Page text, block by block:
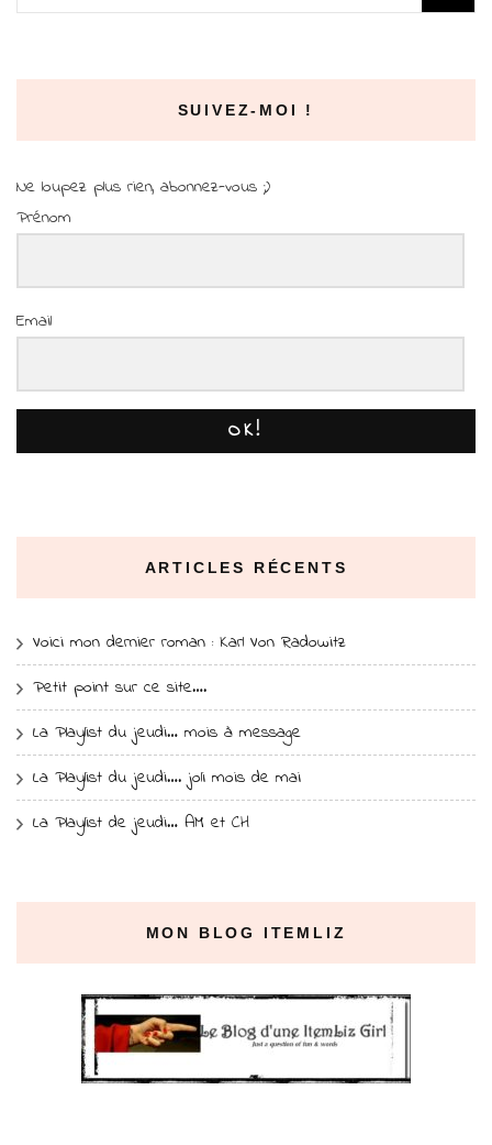
SUIVEZ-MOI !
Ne loupez plus rien, abonnez-vous ;)
Prénom
Email
OK!
ARTICLES RÉCENTS
Voici mon dernier roman : Karl Von Radowitz
Petit point sur ce site….
La Playlist du jeudi… mois à message
La Playlist du jeudi…. joli mois de mai
La Playlist de jeudi… AM et CH
MON BLOG ITEMLIZ